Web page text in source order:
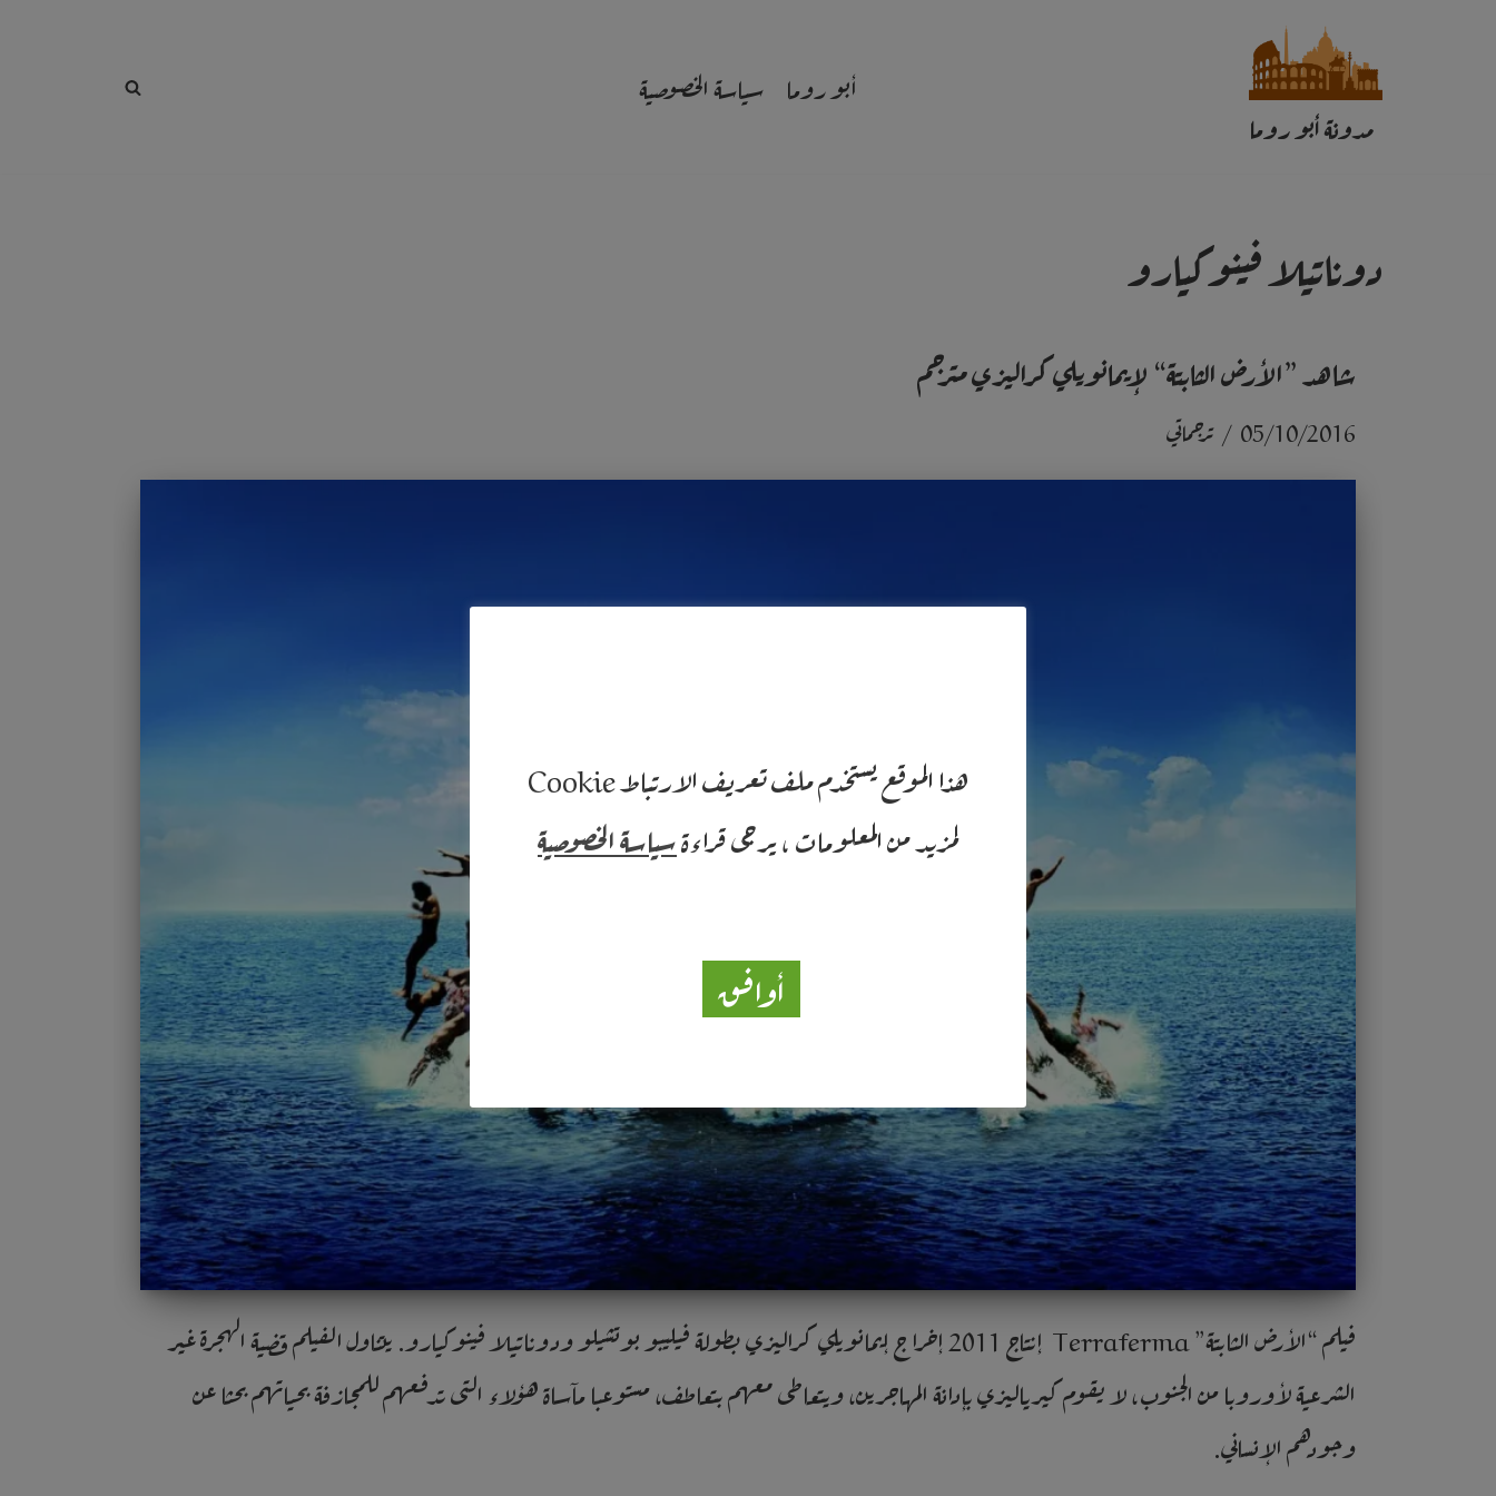
مدونة أبو روما
أبو روما سياسة الخصوصية
دوناتيلا فينوكيارو
شاهد ”الأرض الثابتة“ لإيمانويلي كراليزي مترجم
05/10/2016 ترجماتي
فيلم “الأرض الثابتة” Terraferma إنتاج 2011 إخراج إيمانويلي كراليزي بطولة فيليبو بوتشيلو ودوناتيلا فينوكيارو. يتناول الفيلم قضية الهجرة غير
الشرعية لأوروبا من الجنوب، لا يقوم كيرياليزي بإدانة المهاجرين، ويتعاطى معهم بتعاطف، مستوعبا مآساة هؤلاء التى تدفعهم للمجازفة بحياتهم بحثا عن
وجودهم الإنساني.
هذا الموقع يستخدم ملف تعريف الارتباط Cookie
لمزيد من المعلومات ، يرجى قراءةسياسة الخصوصية
أوافق